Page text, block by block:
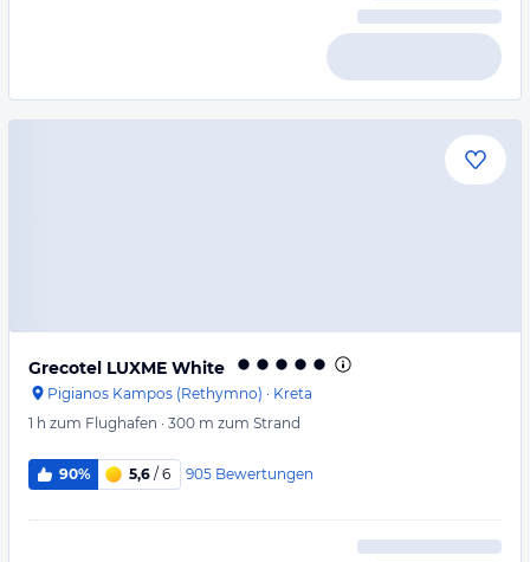
Grecotel LUXME White
Pigianos Kampos (Rethymno) · Kreta
1 h zum Flughafen · 300 m zum Strand
90% 5,6 / 6 905 Bewertungen